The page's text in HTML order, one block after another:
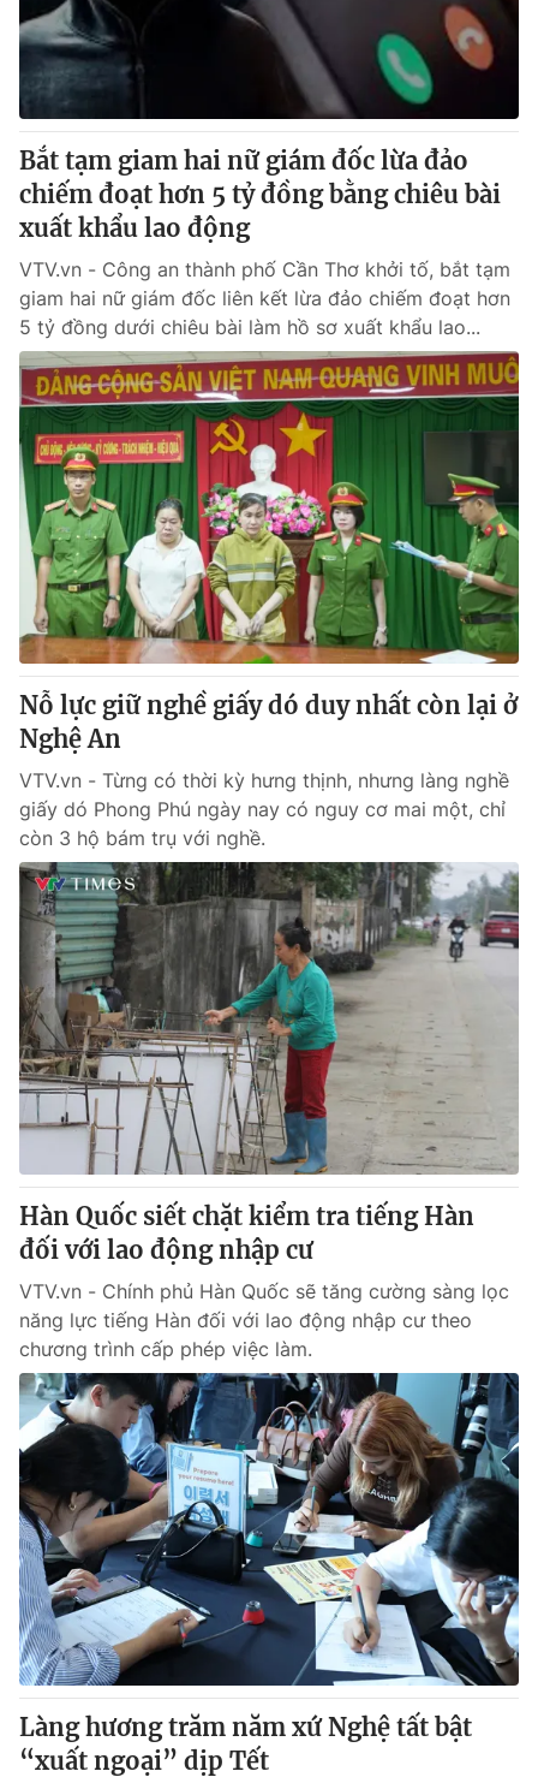
Sản phẩm
Thị trường
Tư vấn
Lịch phát sóng
Chuyên mục khác
Emagazine Podcast
Photo Infographic
Video Shorts video
VTV Money VTV Thể thao
VTV Sức khoẻ Bất động sản
Thị trường 24h Tấm lòng Việt
VTV4 Vươn mình bằng AI
VTV9 VTV8
Liên hệ tòa soạn
THỜI BÁO VTV
Theo dõi báo trên
Cơ quan chủ quản:Đài Truyền hình Việt Nam
Cơ quan báo chí:Thời báo VTV
Giấy phép hoạt động báo in và báo điện tử số 483/GP-BTTTT
cấp ngày 29/12/2023
Tổng Biên tập:Vũ Thanh Thủy
Phó Tổng Biên tập:Nguyễn Thị Mỹ Hạnh, Phạm Quốc Thắng,
Nguyễn Trọng Ninh
Tổng đài VTV:024.38 355 931 - 024.38 355 932
Ðiện thoại Thời báo VTV: 024.66 897 897
Email: toasoan@vtv.vn
Liên hệ quảng cáo: 024-7300.7108
® Cấm sao chép dưới mọi hình thức nếu không có sự chấp
thuận bằng văn bản. Ghi rõ nguồn VTV.vn khi phát hành lại
thông tin từ website này.
Bắt tạm giam hai nữ giám đốc lừa đảo
chiếm đoạt hơn 5 tỷ đồng bằng chiêu bài
xuất khẩu lao động
VTV.vn - Công an thành phố Cần Thơ khởi tố, bắt tạm
giam hai nữ giám đốc liên kết lừa đảo chiếm đoạt hơn
5 tỷ đồng dưới chiêu bài làm hồ sơ xuất khẩu lao...
Nỗ lực giữ nghề giấy dó duy nhất còn lại ở
Nghệ An
VTV.vn - Từng có thời kỳ hưng thịnh, nhưng làng nghề
giấy dó Phong Phú ngày nay có nguy cơ mai một, chỉ
còn 3 hộ bám trụ với nghề.
Hàn Quốc siết chặt kiểm tra tiếng Hàn
đối với lao động nhập cư
VTV.vn - Chính phủ Hàn Quốc sẽ tăng cường sàng lọc
năng lực tiếng Hàn đối với lao động nhập cư theo
chương trình cấp phép việc làm.
Làng hương trăm năm xứ Nghệ tất bật
“xuất ngoại” dịp Tết